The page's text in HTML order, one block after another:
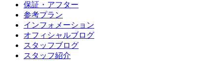
保証・アフター
参考プラン
インフォメーション
オフィシャルブログ
スタッフブログ
スタッフ紹介